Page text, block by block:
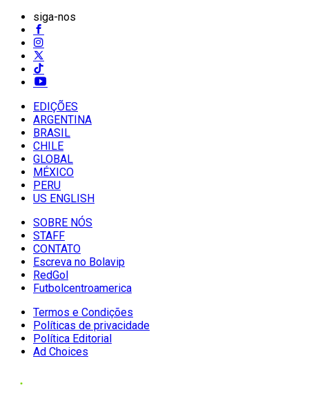
siga-nos
EDIÇÕES
ARGENTINA
BRASIL
CHILE
GLOBAL
MÉXICO
PERU
US ENGLISH
SOBRE NÓS
STAFF
CONTATO
Escreva no Bolavip
RedGol
Futbolcentroamerica
Termos e Condições
Políticas de privacidade
Política Editorial
Ad Choices